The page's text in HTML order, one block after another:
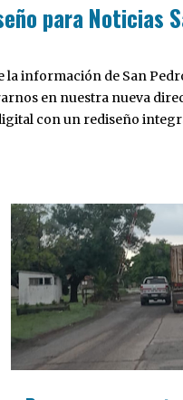
para Noticias
información de San
en nuestra nueva
con un rediseño
INTERÉS GENERAL